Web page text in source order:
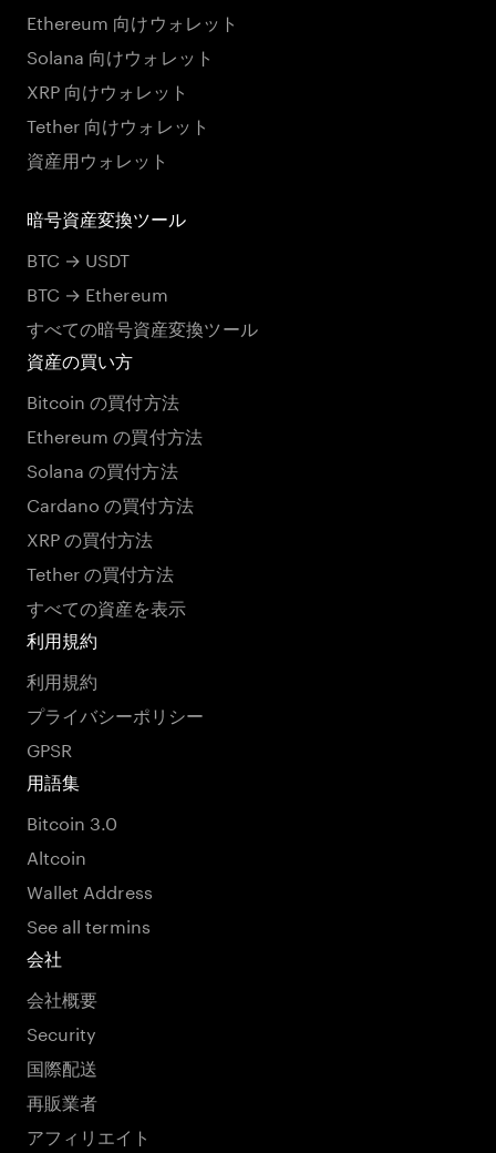
Ethereum 向けウォレット
Solana 向けウォレット
XRP 向けウォレット
Tether 向けウォレット
資産用ウォレット
暗号資産変換ツール
BTC → USDT
BTC → Ethereum
すべての暗号資産変換ツール
資産の買い方
Bitcoin の買付方法
Ethereum の買付方法
Solana の買付方法
Cardano の買付方法
XRP の買付方法
Tether の買付方法
すべての資産を表示
利用規約
利用規約
プライバシーポリシー
GPSR
用語集
Bitcoin 3.0
Altcoin
Wallet Address
See all termins
会社
会社概要
Security
国際配送
再販業者
アフィリエイト